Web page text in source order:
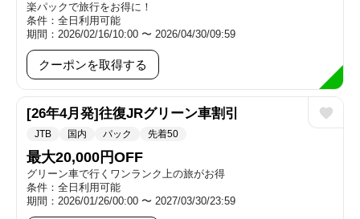
楽パックで旅行をお得に！
条件：全日利用可能
期間：2026/02/16/10:00 〜 2026/04/30/09:59
クーポンを取得する
[26年4月発]往復JRグリーン車割引
JTB 国内 パック 先着50
最大20,000円OFF
グリーン車で行くワンランク上の旅がお得
条件：全日利用可能
期間：2026/01/26/00:00 〜 2027/03/30/23:59